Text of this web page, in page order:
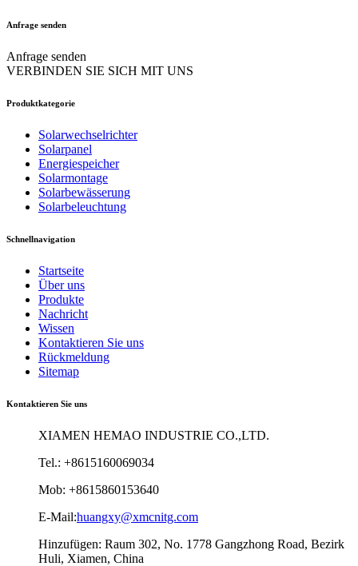
Anfrage senden
Anfrage senden
VERBINDEN SIE SICH MIT UNS
Produktkategorie
Solarwechselrichter
Solarpanel
Energiespeicher
Solarmontage
Solarbewässerung
Solarbeleuchtung
Schnellnavigation
Startseite
Über uns
Produkte
Nachricht
Wissen
Kontaktieren Sie uns
Rückmeldung
Sitemap
Kontaktieren Sie uns
XIAMEN HEMAO INDUSTRIE CO.,LTD.
Tel.: +8615160069034
Mob: +8615860153640
E-Mail:huangxy@xmcnitg.com
Hinzufügen: Raum 302, No. 1778 Gangzhong Road, Bezirk
Huli, Xiamen, China